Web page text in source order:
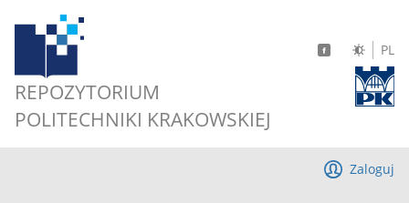
REPOZYTORIUM
POLITECHNIKI KRAKOWSKIEJ
PL
Zaloguj